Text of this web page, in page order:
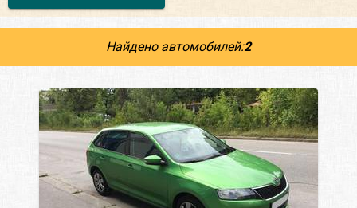
Найдено автомобилей:2